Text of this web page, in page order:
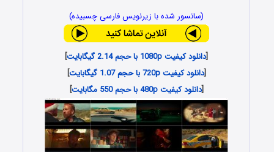
(سانسور شده با زیرنویس فارسی چسبیده)
[دانلود کیفیت 1080p با حجم 2.14 گیگابایت
]
[دانلود کیفیت 720p با حجم 1.07 گیگابایت
]
[دانلود کیفیت 480p با حجم 550 مگابایت ]